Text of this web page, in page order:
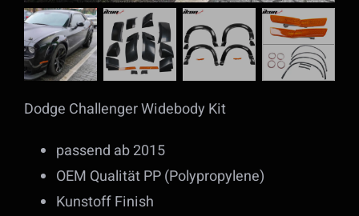
Dodge Challenger Widebody Kit
passend ab 2015
OEM Qualität PP (Polypropylene)
Kunstoff Finish